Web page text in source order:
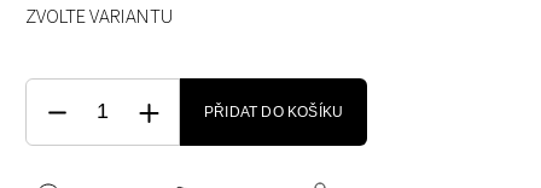
ZVOLTE VARIANTU
PŘIDAT DO KOŠÍKU